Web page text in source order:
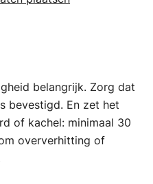
belangrijk. Zorg dat
bevestigd. En zet het
of kachel: minimaal 30
oververhitting of